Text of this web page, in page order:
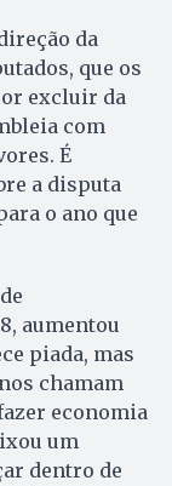
da
que os
excluir da
com
É
a disputa
o ano que
aumentou
piada, mas
chamam
economia
um
dentro de